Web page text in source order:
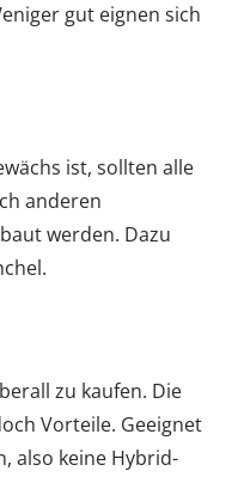
gut eignen sich
ist, sollten alle
anderen
werden. Dazu
zu kaufen. Die
Vorteile. Geeignet
also keine Hybrid-